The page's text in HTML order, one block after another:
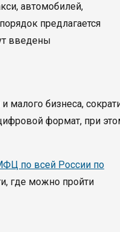
автомобилей,
предлагается
введены
малого бизнеса,
формат, при
по всей России по
где можно пройти